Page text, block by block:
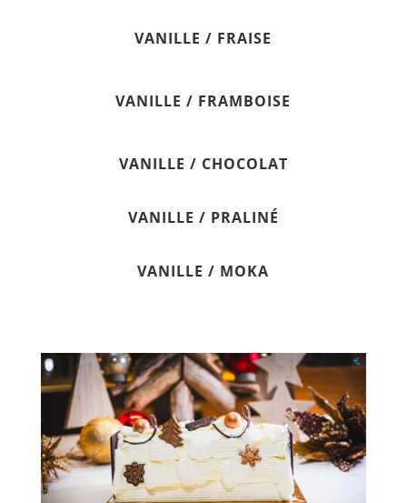
VANILLE / FRAISE
VANILLE / FRAMBOISE
VANILLE / CHOCOLAT
VANILLE / PRALINÉ
VANILLE / MOKA